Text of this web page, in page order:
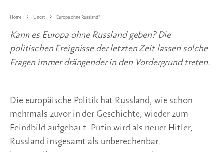
Home Uncat Europa ohne Russland?
Kann es Europa ohne Russland geben? Die
politischen Ereignisse der letzten Zeit lassen solche
Fragen immer drängender in den Vordergrund treten.
Die europäische Politik hat Russland, wie schon
mehrmals zuvor in der Geschichte, wieder zum
Feindbild aufgebaut. Putin wird als neuer Hitler,
Russland insgesamt als unberechenbar